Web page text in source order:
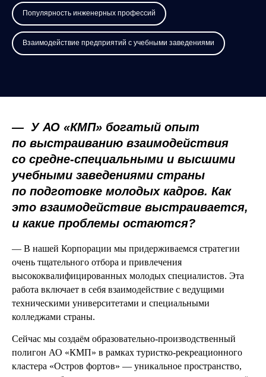
Популярность инженерных профессий
Взаимодействие предприятий с учебными заведениями
— У АО «КМП» богатый опыт
по выстраиванию взаимодействия
со средне-специальными и высшими
учебными заведениями страны
по подготовке молодых кадров. Как
это взаимодействие выстраивается,
и какие проблемы остаются?
— В нашей Корпорации мы придерживаемся стратегии
очень тщательного отбора и привлечения
высококвалифицированных молодых специалистов. Эта
работа включает в себя взаимодействие с ведущими
техническими университетами и специальными
колледжами страны.
Сейчас мы создаём образовательно-производственный
полигон АО «КМП» в рамках туристко-рекреационного
кластера «Остров фортов» — уникальное пространство,